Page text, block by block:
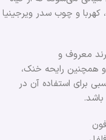
و چوب سدر ویرجینیا
معروف و
و همچنین رایحه خنک،
برای استفاده آن در